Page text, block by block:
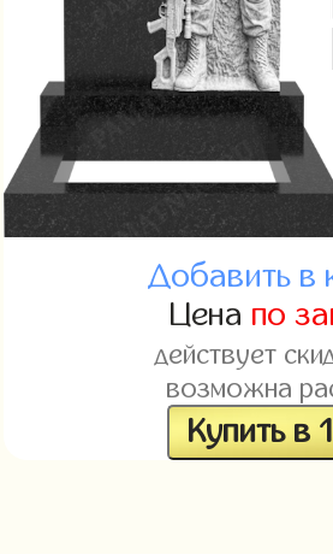
Добавить в
Цена по
действует
возможна
Купить в